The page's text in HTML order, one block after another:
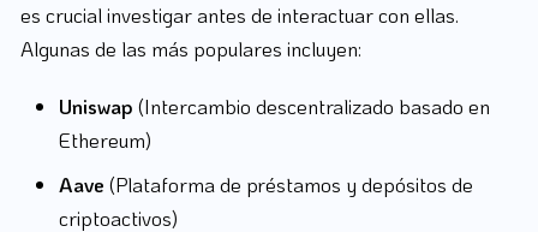
es crucial investigar antes de interactuar con ellas.
Algunas de las más populares incluyen:
Uniswap (Intercambio descentralizado basado en
Ethereum)
Aave (Plataforma de préstamos y depósitos de
criptoactivos)